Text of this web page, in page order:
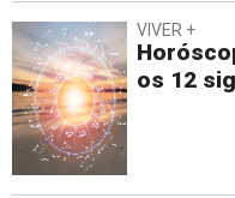
VIVER +
os 12